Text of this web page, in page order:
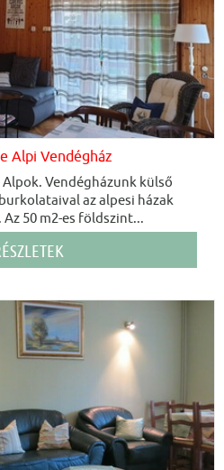
Alpi Vendégház
Vendégházunk külső
az alpesi házak
50 m2-es földszint...